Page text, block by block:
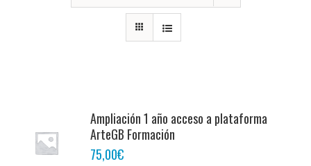
Ampliación 1 año acceso a plataforma
ArteGB Formación
75,00€